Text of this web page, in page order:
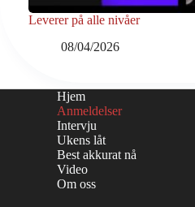
Leverer på alle nivåer
08/04/2026
Hjem
Anmeldelser
Intervju
Ukens låt
Best akkurat nå
Video
Om oss